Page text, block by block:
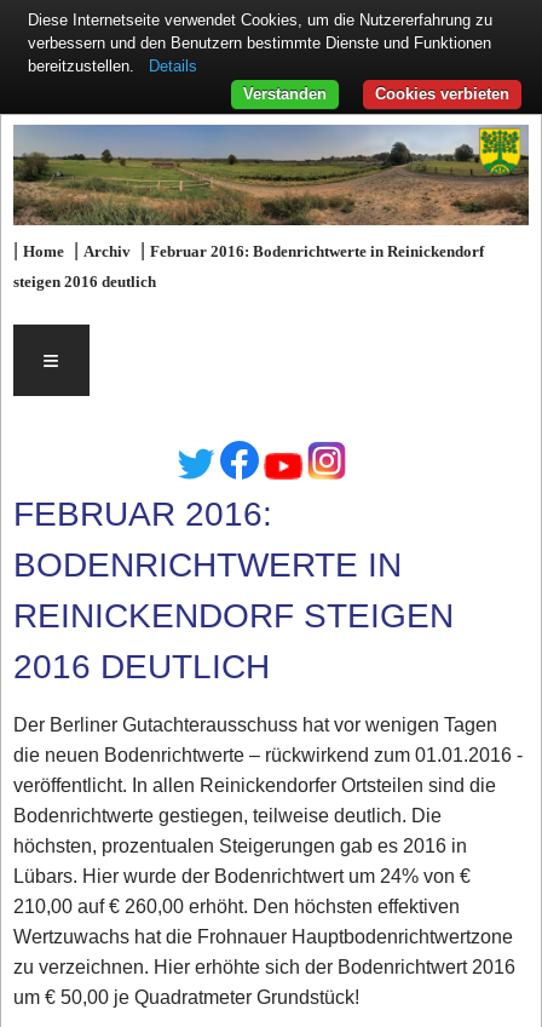
|Home |Archiv |Februar 2016: Bodenrichtwerte in Reinickendorf
steigen 2016 deutlich
≡
FEBRUAR 2016:
BODENRICHTWERTE IN
REINICKENDORF STEIGEN
2016 DEUTLICH
Der Berliner Gutachterausschuss hat vor wenigen Tagen
die neuen Bodenrichtwerte – rückwirkend zum 01.01.2016 -
veröffentlicht. In allen Reinickendorfer Ortsteilen sind die
Bodenrichtwerte gestiegen, teilweise deutlich. Die
höchsten, prozentualen Steigerungen gab es 2016 in
Lübars. Hier wurde der Bodenrichtwert um 24% von €
210,00 auf € 260,00 erhöht. Den höchsten effektiven
Wertzuwachs hat die Frohnauer Hauptbodenrichtwertzone
zu verzeichnen. Hier erhöhte sich der Bodenrichtwert 2016
um € 50,00 je Quadratmeter Grundstück!
Diese Internetseite verwendet Cookies, um die Nutzererfahrung zu
verbessern und den Benutzern bestimmte Dienste und Funktionen
bereitzustellen.
Details
Cookies verbieten
Verstanden